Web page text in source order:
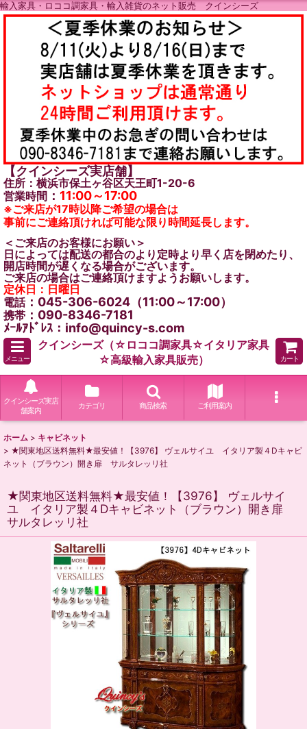
輸入家具・ロココ調家具・輸入雑貨のネット販売 クインシーズ
【クインシーズ実店舗】
住所：横浜市保土ヶ谷区天王町1-20-6
営業時間 ： 11:00～17:00
※ご来店が17時以降ご希望の場合は
事前にご連絡頂ければ可能な限り時間延長します。
＜ご来店のお客様にお願い＞
日によっては配送の都合のより定時より早く店を閉めたり、
開店時間が遅くなる場合がございます。
ご来店の場合はご連絡頂けますようお願いします。
定休日：日曜日
電話：045-306-6024（11:00～17:00）
携帯 ：090-8346-7181
ﾒｰﾙｱﾄﾞﾚｽ：info@quincy-s.com
メニュー
クインシーズ（☆ロココ調家具☆イタリア家具
☆高級輸入家具販売）
カート
クインシーズ実店
舗案内
カテゴリ 商品検索 ご利用案内
ホーム > キャビネット
> ★関東地区送料無料★最安値！【3976】 ヴェルサイユ イタリア製４Dキャビ
ネット（ブラウン）開き扉 サルタレッリ社
★関東地区送料無料★最安値！【3976】 ヴェルサイ
ユ イタリア製４Dキャビネット（ブラウン）開き扉
サルタレッリ社